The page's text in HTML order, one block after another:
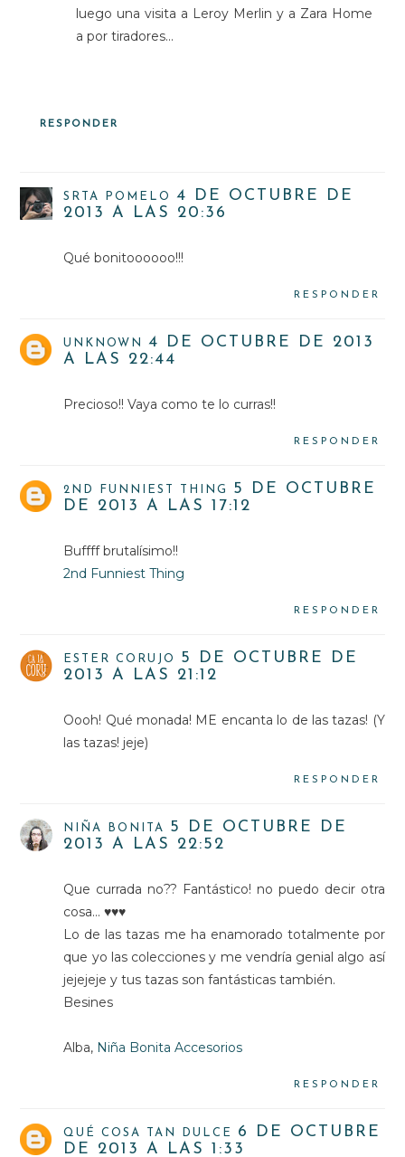
luego una visita a Leroy Merlin y a Zara Home
a por tiradores...
RESPONDER
SRTA POMELO
4 DE OCTUBRE DE
2013 A LAS 20:36
Qué bonitoooooo!!!
RESPONDER
UNKNOWN
4 DE OCTUBRE DE 2013
A LAS 22:44
Precioso!! Vaya como te lo curras!!
RESPONDER
2ND FUNNIEST THING
5 DE OCTUBRE
DE 2013 A LAS 17:12
Buffff brutalísimo!!
2nd Funniest Thing
RESPONDER
ESTER CORUJO
5 DE OCTUBRE DE
2013 A LAS 21:12
Oooh! Qué monada! ME encanta lo de las tazas! (Y
las tazas! jeje)
RESPONDER
NIÑA BONITA
5 DE OCTUBRE DE
2013 A LAS 22:52
Que currada no?? Fantástico! no puedo decir otra
cosa... ♥♥♥
Lo de las tazas me ha enamorado totalmente por
que yo las colecciones y me vendría genial algo así
jejejeje y tus tazas son fantásticas también.
Besines
Alba, Niña Bonita Accesorios
RESPONDER
QUÉ COSA TAN DULCE
6 DE OCTUBRE
DE 2013 A LAS 1:33